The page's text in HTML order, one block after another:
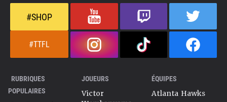
#SHOP
#TTFL
RUBRIQUES
POPULAIRES
JOUEURS
Victor
ÉQUIPES
Atlanta Hawks